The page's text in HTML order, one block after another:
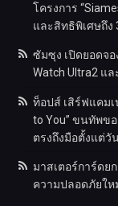
โครงการ
และสิทธิพิเศษถึง
ซัมซุง เปิดยอดจอ
Watch Ultra2 แ
ท็อปส์ เสิร์ฟแคมเ
to You” ขนทัพข
ตรงถึงมือตั้งแต่วั
มาสเตอร์การ์ด
ความปลอดภัยให